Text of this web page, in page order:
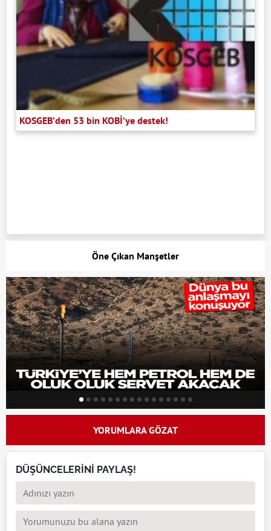
KOSGEB’den 53 bin KOBİ’ye destek!
Öne Çıkan Manşetler
YORUMLARA GÖZAT
DÜŞÜNCELERİNİ PAYLAŞ!